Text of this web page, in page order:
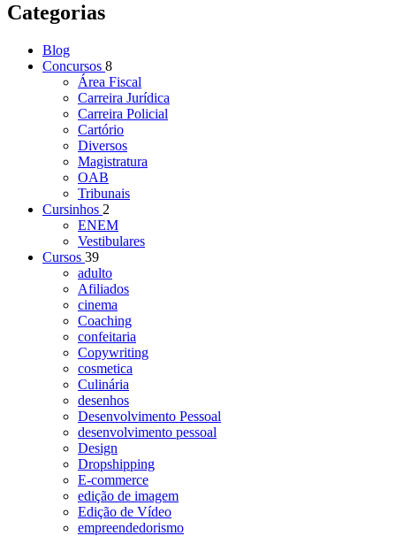
Categorias
Blog
Concursos 8
Área Fiscal
Carreira Jurídica
Carreira Policial
Cartório
Diversos
Magistratura
OAB
Tribunais
Cursinhos 2
ENEM
Vestibulares
Cursos 39
adulto
Afiliados
cinema
Coaching
confeitaria
Copywriting
cosmetica
Culinária
desenhos
Desenvolvimento Pessoal
desenvolvimento pessoal
Design
Dropshipping
E-commerce
edição de imagem
Edição de Vídeo
empreendedorismo